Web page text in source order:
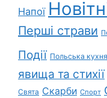
Напої
Перші страви
Події Польська кухня
явища та стихії
Свята Скарби Спорт